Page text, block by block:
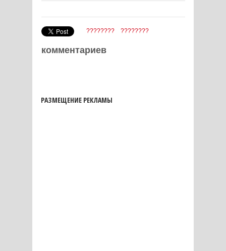
???????? ????????
комментариев
РАЗМЕЩЕНИЕ РЕКЛАМЫ